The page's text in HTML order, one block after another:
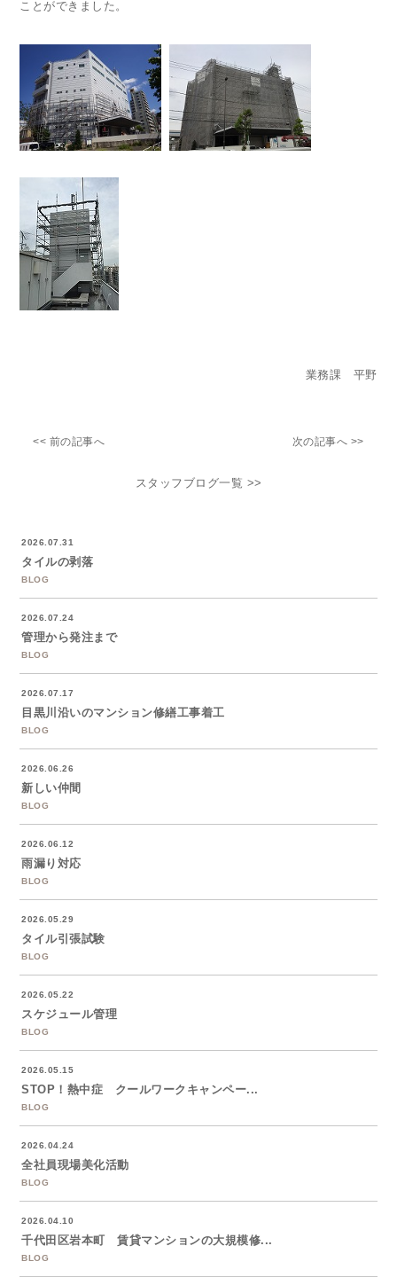
ことができました。
業務課 平野
<< 前の記事へ 次の記事へ >>
スタッフブログ一覧 >>
2026.07.31
タイルの剥落
BLOG
2026.07.24
管理から発注まで
BLOG
2026.07.17
目黒川沿いのマンション修繕工事着工
BLOG
2026.06.26
新しい仲間
BLOG
2026.06.12
雨漏り対応
BLOG
2026.05.29
タイル引張試験
BLOG
2026.05.22
スケジュール管理
BLOG
2026.05.15
STOP！熱中症 クールワークキャンペー...
BLOG
2026.04.24
全社員現場美化活動
BLOG
2026.04.10
千代田区岩本町 賃貸マンションの大規模修...
BLOG